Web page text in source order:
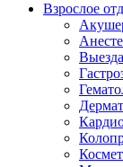
Взрослое
Выезда